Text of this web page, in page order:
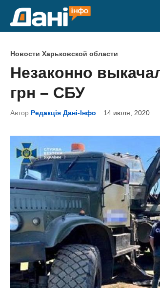
О
п
у
б
к
н
в
Новости Харьковской области
Незаконно
грн – СБУ
Автор Редакція Дані-Інфо 14 июля, 2020